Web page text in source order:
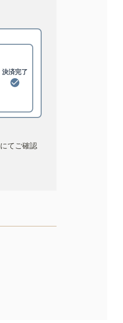
決済完了
にてご確認